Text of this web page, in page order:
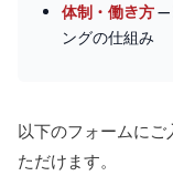
体制・働き方—
ングの仕組み
以下のフォームに
ただけます。